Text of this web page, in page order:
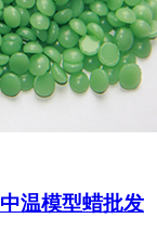
中温模型蜡批发